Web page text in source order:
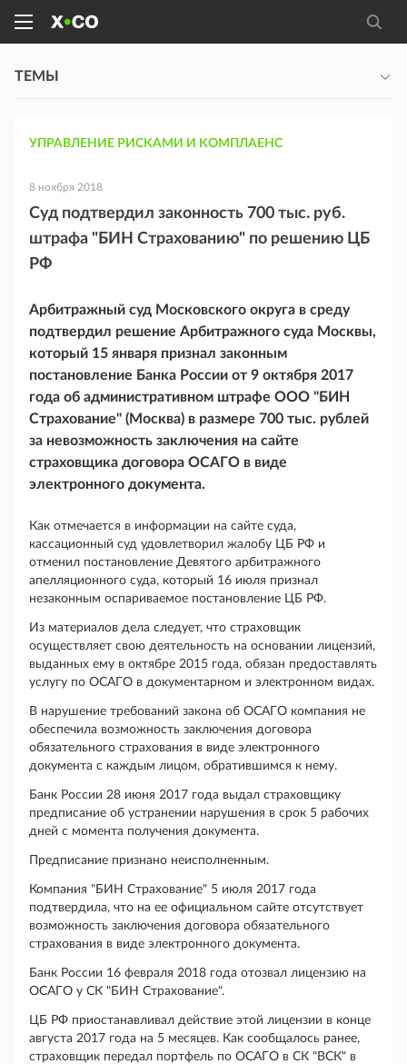
ТЕМЫ
УПРАВЛЕНИЕ РИСКАМИ И КОМПЛАЕНС
8 ноября 2018
Суд подтвердил законность 700 тыс. руб.
штрафа "БИН Страхованию" по решению ЦБ
РФ
Арбитражный суд Московского округа в среду
подтвердил решение Арбитражного суда Москвы,
который 15 января признал законным
постановление Банка России от 9 октября 2017
года об административном штрафе ООО "БИН
Страхование" (Москва) в размере 700 тыс. рублей
за невозможность заключения на сайте
страховщика договора ОСАГО в виде
электронного документа.
Как отмечается в информации на сайте суда,
кассационный суд удовлетворил жалобу ЦБ РФ и
отменил постановление Девятого арбитражного
апелляционного суда, который 16 июля признал
незаконным оспариваемое постановление ЦБ РФ.
Из материалов дела следует, что страховщик
осуществляет свою деятельность на основании лицензий,
выданных ему в октябре 2015 года, обязан предоставлять
услугу по ОСАГО в документарном и электронном видах.
В нарушение требований закона об ОСАГО компания не
обеспечила возможность заключения договора
обязательного страхования в виде электронного
документа с каждым лицом, обратившимся к нему.
Банк России 28 июня 2017 года выдал страховщику
предписание об устранении нарушения в срок 5 рабочих
дней с момента получения документа.
Предписание признано неисполненным.
Компания "БИН Страхование" 5 июля 2017 года
подтвердила, что на ее официальном сайте отсутствует
возможность заключения договора обязательного
страхования в виде электронного документа.
Банк России 16 февраля 2018 года отозвал лицензию на
ОСАГО у СК "БИН Страхование".
ЦБ РФ приостанавливал действие этой лицензии в конце
августа 2017 года на 5 месяцев. Как сообщалось ранее,
страховщик передал портфель по ОСАГО в СК "ВСК" в